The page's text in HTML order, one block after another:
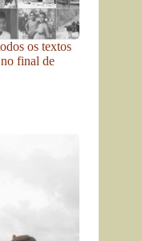
os textos
final de